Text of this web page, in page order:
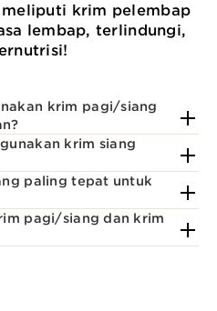
krim pelembap
lembap, terlindungi,
krim pagi/siang
krim siang
paling tepat untuk
pagi/siang dan krim